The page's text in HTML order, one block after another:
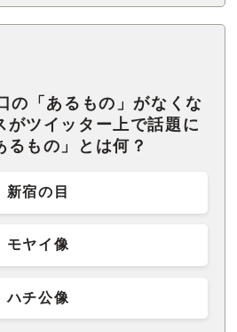
の「あるもの」がなくな
がツイッター上で話題に
るもの」とは何？
新宿の目
モヤイ像
ハチ公像